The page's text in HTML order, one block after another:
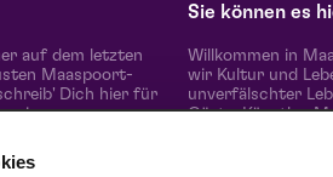
auf dem letzten
Maaspoort-
Dich hier für
ein.
Sie können es
Willkommen in
wir Kultur und
unverfälschter
Gäste, Künstler,